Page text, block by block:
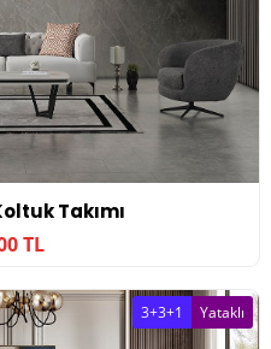
Takımı
TL
3+3+1 Yataklı